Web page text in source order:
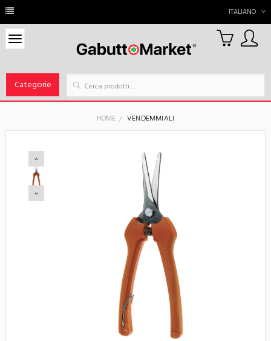
ITALIANO
Categorie
0
Carrello
HOME VENDEMMIALI